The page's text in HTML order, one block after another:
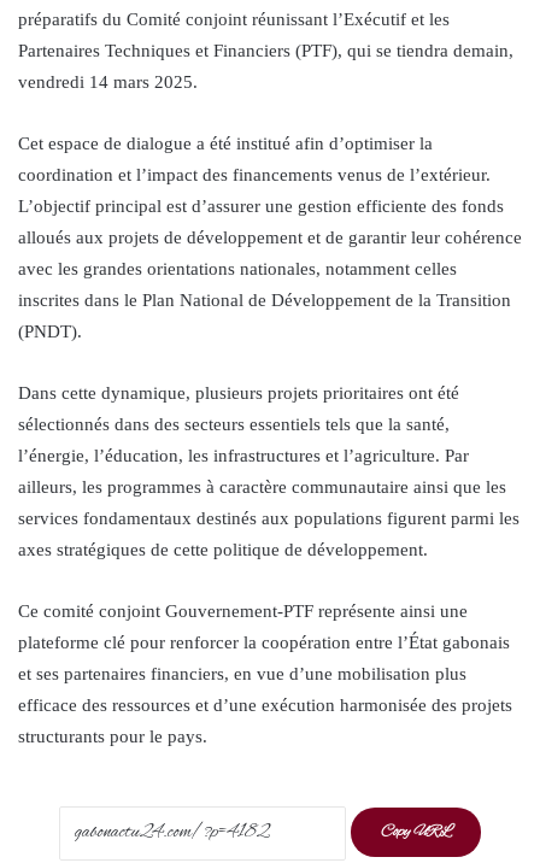
préparatifs du Comité conjoint réunissant l’Exécutif et les
Partenaires Techniques et Financiers (PTF), qui se tiendra demain,
vendredi 14 mars 2025.
Cet espace de dialogue a été institué afin d’optimiser la
coordination et l’impact des financements venus de l’extérieur.
L’objectif principal est d’assurer une gestion efficiente des fonds
alloués aux projets de développement et de garantir leur cohérence
avec les grandes orientations nationales, notamment celles
inscrites dans le Plan National de Développement de la Transition
(PNDT).
Dans cette dynamique, plusieurs projets prioritaires ont été
sélectionnés dans des secteurs essentiels tels que la santé,
l’énergie, l’éducation, les infrastructures et l’agriculture. Par
ailleurs, les programmes à caractère communautaire ainsi que les
services fondamentaux destinés aux populations figurent parmi les
axes stratégiques de cette politique de développement.
Ce comité conjoint Gouvernement-PTF représente ainsi une
plateforme clé pour renforcer la coopération entre l’État gabonais
et ses partenaires financiers, en vue d’une mobilisation plus
efficace des ressources et d’une exécution harmonisée des projets
structurants pour le pays.
Copy URL